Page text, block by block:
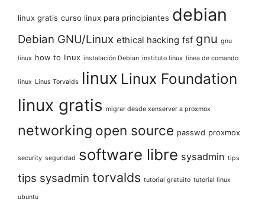
linux gratis curso linux para principiantes debian
Debian GNU/Linux ethical hacking fsf gnu gnu
linux how to linux instalación Debian instituto linux linea de comando
linux Linus Torvalds linux Linux Foundation
linux gratis migrar desde xenserver a proxmox
networking open source passwd proxmox
security seguridad software libre sysadmin tips
tips sysadmin torvalds tutorial gratuito tutorial linux
ubuntu